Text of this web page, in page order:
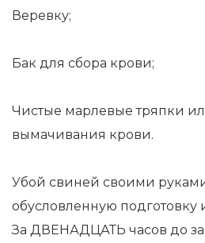
Веревку;
Бак для сбора крови;
Чистые марлевые тряпки
вымачивания крови.
Убой свиней своими
обусловленную подготовку
За ДВЕНАДЦАТЬ часов до